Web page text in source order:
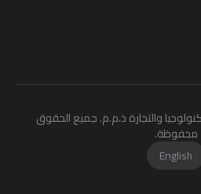
والتجارة ذ.م.م. جميع الحقوق
محفوظة.
English